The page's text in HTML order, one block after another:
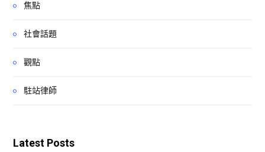
焦點
社會話題
觀點
駐站律師
Latest Posts